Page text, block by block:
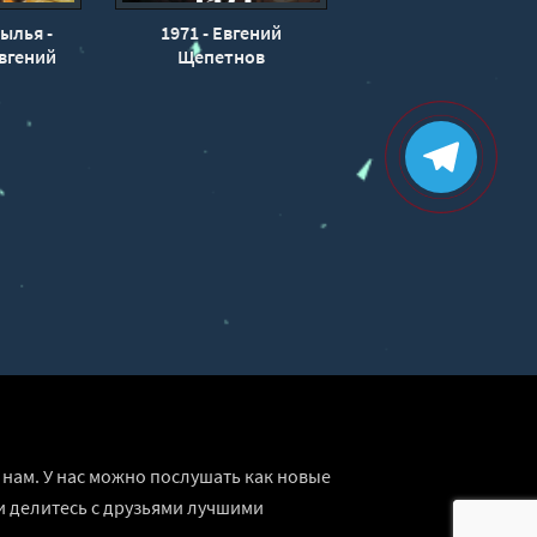
-
1971 - Евгений
Щепетнов
У нас можно послушать как новые
с друзьями лучшими